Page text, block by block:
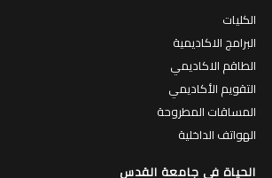
الكليات
البرامج الاكاديمية
الطاقم الاكاديمي
التقويم الأكاديمي
المساقات المطروحة
الهواتف الداخلية
الحياة في جامعة القدس